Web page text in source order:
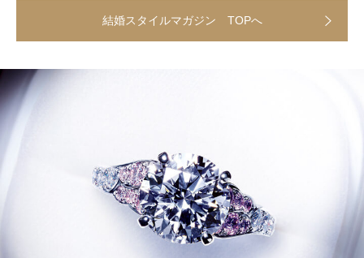
結婚スタイルマガジン TOPへ